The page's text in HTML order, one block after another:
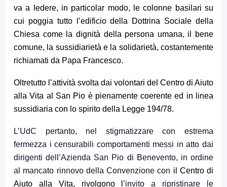
va a ledere, in particolar modo, le colonne basilari su
cui poggia tutto l’edificio della Dottrina Sociale della
Chiesa come la dignità della persona umana, il bene
comune, la sussidiarietà e la solidarietà, costantemente
richiamati da Papa Francesco.
Oltretutto l’attività svolta dai volontari del Centro di Aiuto
alla Vita al San Pio è pienamente coerente ed in linea
sussidiaria con lo spirito della Legge 194/78.
L’UdC pertanto, nel stigmatizzare con estrema
fermezza i censurabili comportamenti messi in atto dai
dirigenti dell’Azienda San Pio di Benevento, in ordine
al mancato rinnovo della Convenzione con il Centro di
Aiuto alla Vita, rivolgono l’invito a ripristinare le